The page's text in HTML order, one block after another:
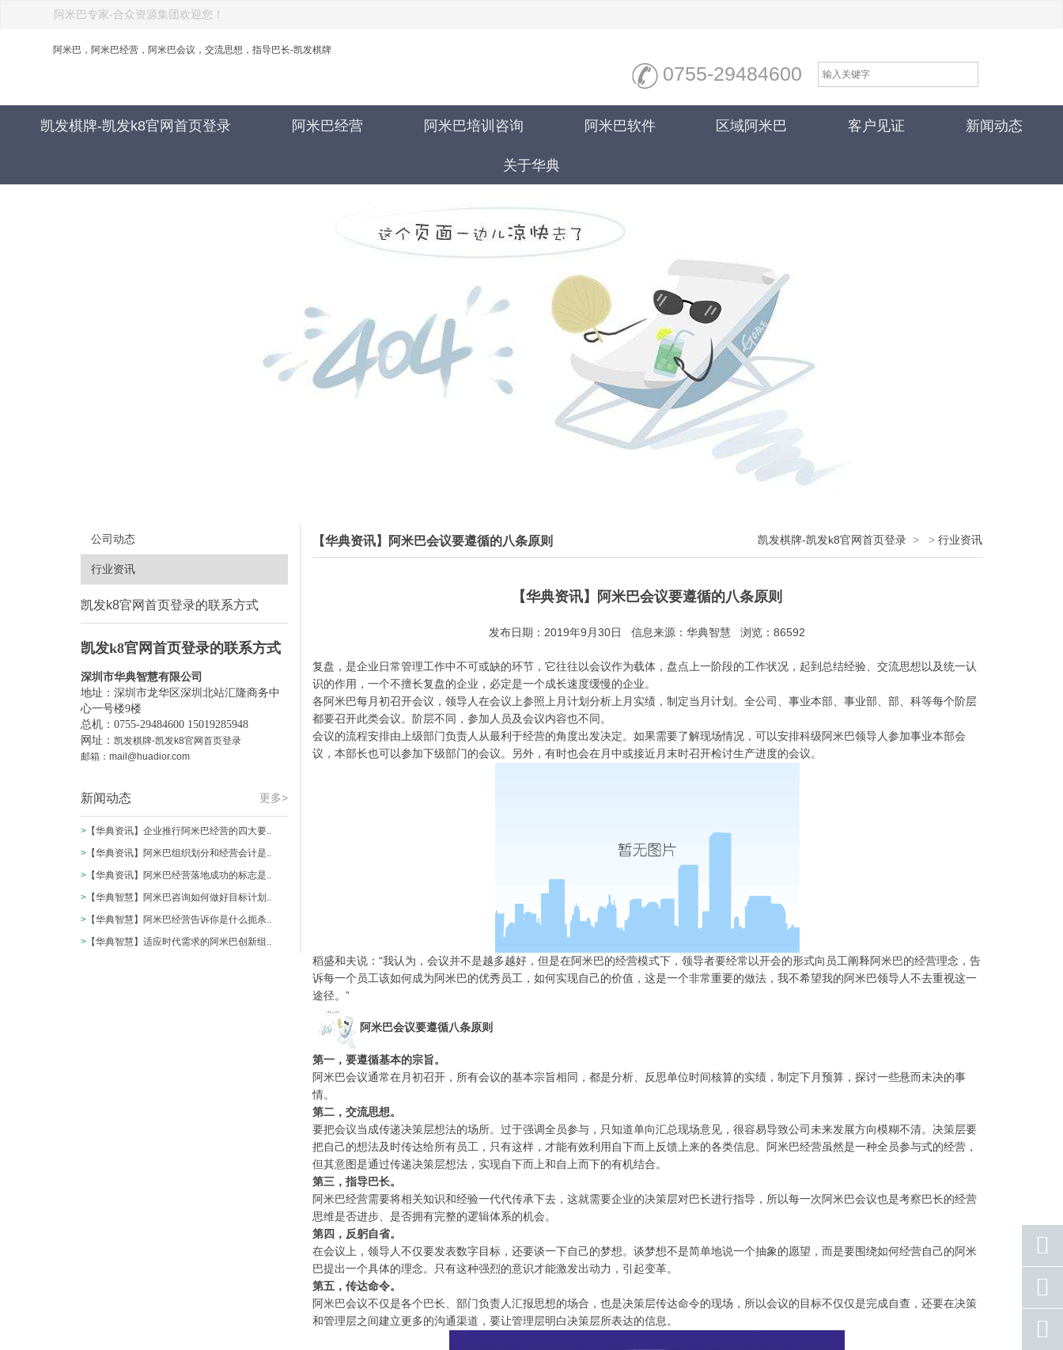
阿米巴专家-合众资源集团欢迎您！
阿米巴，阿米巴经营，阿米巴会议，交流思想，指导巴长-凯发棋牌
0755-29484600
凯发棋牌-凯发k8官网首页登录 阿米巴经营 阿米巴培训咨询 阿米巴软件 区域阿米巴 客户见证 新闻动态
关于华典
公司动态
行业资讯
凯发k8官网首页登录的联系方式
凯发k8官网首页登录的联系方式
深圳市华典智慧有限公司
地址：深圳市龙华区深圳北站汇隆商务中
心一号楼9楼
总机：0755-29484600 15019285948
网址： 凯发棋牌-凯发k8官网首页登录
邮箱： mail@huadior.com
更多>
新闻动态
> 【华典资讯】企业推行阿米巴经营的四大要..
> 【华典资讯】阿米巴组织划分和经营会计是..
> 【华典资讯】阿米巴经营落地成功的标志是..
> 【华典智慧】阿米巴咨询如何做好目标计划..
> 【华典智慧】阿米巴经营告诉你是什么扼杀..
> 【华典智慧】适应时代需求的阿米巴创新组..
【华典资讯】阿米巴会议要遵循的八条原则 凯发棋牌-凯发k8官网首页登录 > > 行业资讯
【华典资讯】阿米巴会议要遵循的八条原则
发布日期：2019年9月30日 信息来源：华典智慧 浏览：86592
复盘，是企业日常管理工作中不可或缺的环节，它往往以会议作为载体，盘点上一阶段的工作状况，起到总结经验、交流思想以及统一认
识的作用，一个不擅长复盘的企业，必定是一个成长速度缓慢的企业。
各阿米巴每月初召开会议，领导人在会议上参照上月计划分析上月实绩，制定当月计划。全公司、事业本部、事业部、部、科等每个阶层
都要召开此类会议。阶层不同，参加人员及会议内容也不同。
会议的流程安排由上级部门负责人从最利于经营的角度出发决定。如果需要了解现场情况，可以安排科级阿米巴领导人参加事业本部会
议，本部长也可以参加下级部门的会议。另外，有时也会在月中或接近月末时召开检讨生产进度的会议。
稻盛和夫说：“我认为，会议并不是越多越好，但是在阿米巴的经营模式下，领导者要经常以开会的形式向员工阐释阿米巴的经营理念，告
诉每一个员工该如何成为阿米巴的优秀员工，如何实现自己的价值，这是一个非常重要的做法，我不希望我的阿米巴领导人不去重视这一
途径。”
阿米巴会议要遵循八条原则
第一，要遵循基本的宗旨。
阿米巴会议通常在月初召开，所有会议的基本宗旨相同，都是分析、反思单位时间核算的实绩，制定下月预算，探讨一些悬而未决的事
情。
第二，交流思想。
要把会议当成传递决策层想法的场所。过于强调全员参与，只知道单向汇总现场意见，很容易导致公司未来发展方向模糊不清。决策层要
把自己的想法及时传达给所有员工，只有这样，才能有效利用自下而上反馈上来的各类信息。阿米巴经营虽然是一种全员参与式的经营，
但其意图是通过传递决策层想法，实现自下而上和自上而下的有机结合。
第三，指导巴长。
阿米巴经营需要将相关知识和经验一代代传承下去，这就需要企业的决策层对巴长进行指导，所以每一次阿米巴会议也是考察巴长的经营
思维是否进步、是否拥有完整的逻辑体系的机会。
第四，反躬自省。
在会议上，领导人不仅要发表数字目标，还要谈一下自己的梦想。谈梦想不是简单地说一个抽象的愿望，而是要围绕如何经营自己的阿米
巴提出一个具体的理念。只有这种强烈的意识才能激发出动力，引起变革。
第五，传达命令。
阿米巴会议不仅是各个巴长、部门负责人汇报思想的场合，也是决策层传达命令的现场，所以会议的目标不仅仅是完成自查，还要在决策
和管理层之间建立更多的沟通渠道，要让管理层明白决策层所表达的信息。
座机
手机